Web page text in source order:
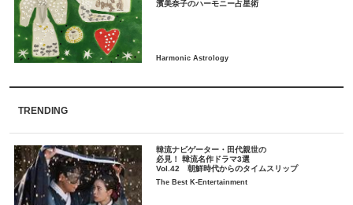
TRENDING
韓流ナビゲーター・田代親世の
必見！ 韓流名作ドラマ3選
Vol.42 朝鮮時代からのタイムスリップ
The Best K-Entertainment